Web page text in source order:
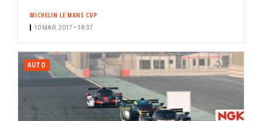
MICHELIN LE MANS CUP
10 MAR. 2017 • 18:37
AUTO